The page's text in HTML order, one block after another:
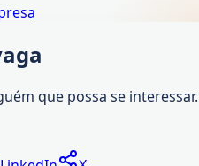
que possa se interessar.